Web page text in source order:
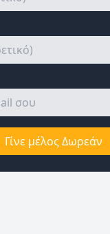
Γίνε μέλος Δωρεάν